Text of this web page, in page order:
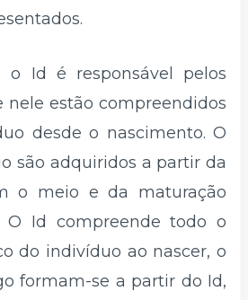
o Id é responsável pelos
nele estão compreendidos
desde o nascimento. O
são adquiridos a partir da
o meio e da maturação
O Id compreende todo o
do indivíduo ao nascer, o
formam-se a partir do Id,